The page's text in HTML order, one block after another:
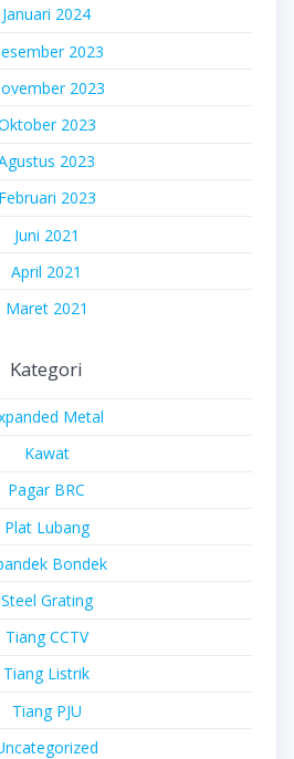
Januari 2024
2023
2023
2023
2023
Februari 2023
Juni 2021
April 2021
Maret 2021
Kategori
Metal
Kawat
Pagar BRC
Plat Lubang
Bondek
Steel Grating
Tiang CCTV
Tiang Listrik
Tiang PJU